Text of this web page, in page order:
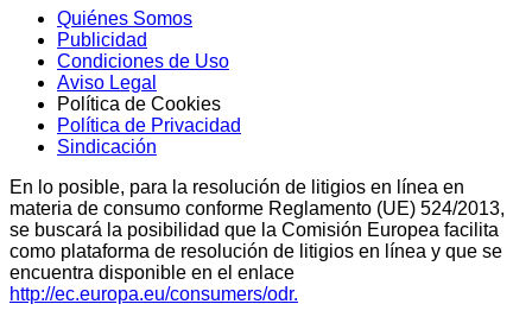
Quiénes Somos
Publicidad
Condiciones de Uso
Aviso Legal
Política de Cookies
Política de Privacidad
Sindicación
En lo posible, para la resolución de litigios en línea en
materia de consumo conforme Reglamento (UE) 524/2013,
se buscará la posibilidad que la Comisión Europea facilita
como plataforma de resolución de litigios en línea y que se
encuentra disponible en el enlace
http://ec.europa.eu/consumers/odr.